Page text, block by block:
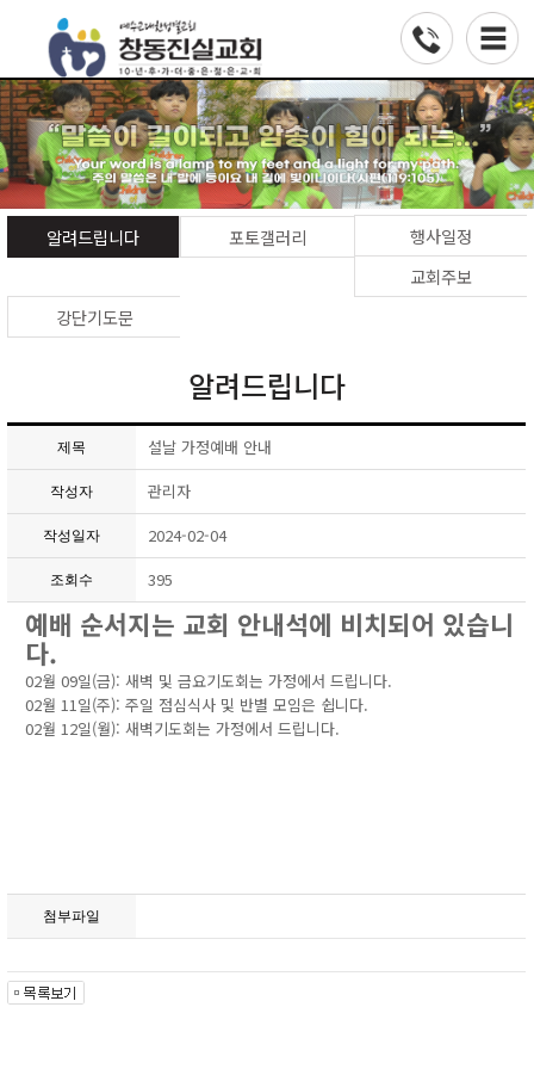
알려드립니다 포토갤러리
행사일정
교회주보
강단기도문
알려드립니다
제목 설날 가정예배 안내
작성자 관리자
작성일자 2024-02-04
조회수 395
예배 순서지는 교회 안내석에 비치되어 있습니
다.
02월 09일(금): 새벽 및 금요기도회는 가정에서 드립니다.
02월 11일(주): 주일 점심식사 및 반별 모임은 쉽니다.
02월 12일(월): 새벽기도회는 가정에서 드립니다.
첨부파일